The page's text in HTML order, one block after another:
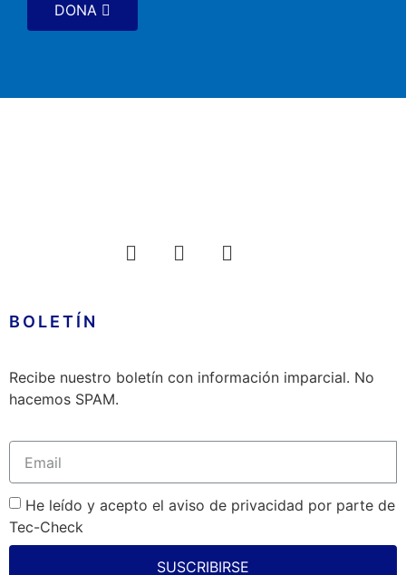
DONA
BOLETÍN
Recibe nuestro boletín con información imparcial. No
hacemos SPAM.
He leído y acepto el aviso de privacidad por parte de
Tec-Check
SUSCRIBIRSE